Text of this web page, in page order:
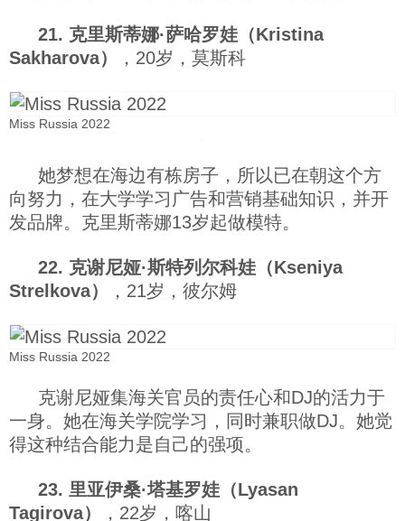
21. 克里斯蒂娜·萨哈罗娃（Kristina
Sakharova）
，20岁，莫斯科
Miss Russia 2022
她梦想在海边有栋房子，所以已在朝这个方
向努力，在大学学习广告和营销基础知识，并开
发品牌。克里斯蒂娜13岁起做模特。
22. 克谢尼娅·斯特列尔科娃（Kseniya
Strelkova）
，21岁，彼尔姆
Miss Russia 2022
克谢尼娅集海关官员的责任心和DJ的活力于
一身。她在海关学院学习，同时兼职做DJ。她觉
得这种结合能力是自己的强项。
23. 里亚伊桑·塔基罗娃（Lyasan
Tagirova）
，22岁，喀山